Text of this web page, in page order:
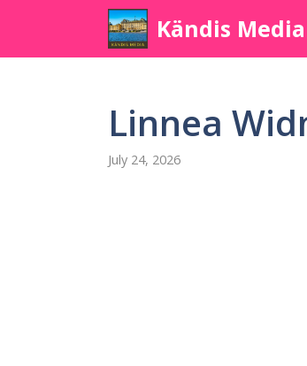
content
Kändis Media
Linnea
July 24, 2026